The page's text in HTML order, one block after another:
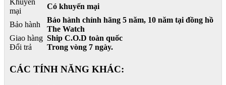
Khuyến
mại
Có khuyến mại
Bảo hành
Bảo hành chính hãng 5 năm, 10 năm tại đồng hồ
The Watch
Giao hàng Ship C.O.D toàn quốc
Đổi trả
Trong vòng 7 ngày.
CÁC TÍNH NĂNG KHÁC: